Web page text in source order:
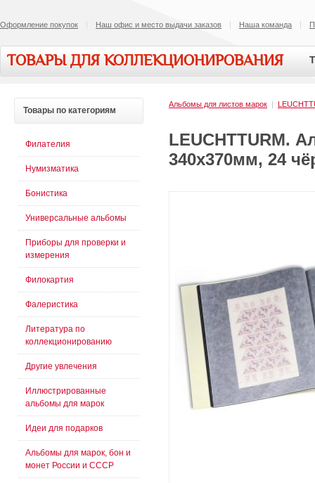
Оформление покупок Наш офис и место выдачи заказов Наша команда
ТОВАРЫ ДЛЯ КОЛЛЕКЦИОНИРОВАНИЯ
Альбомы для листов марок |
LEUCHTTURM.
340х370мм, 24
Товары по категориям
Филателия
Нумизматика
Бонистика
Универсальные альбомы
Приборы для проверки и
измерения
Филокартия
Фалеристика
Литература по
коллекционированию
Другие увлечения
Иллюстрированные
альбомы для марок
Идеи для подарков
Альбомы для марок, бон и
монет России и СССР